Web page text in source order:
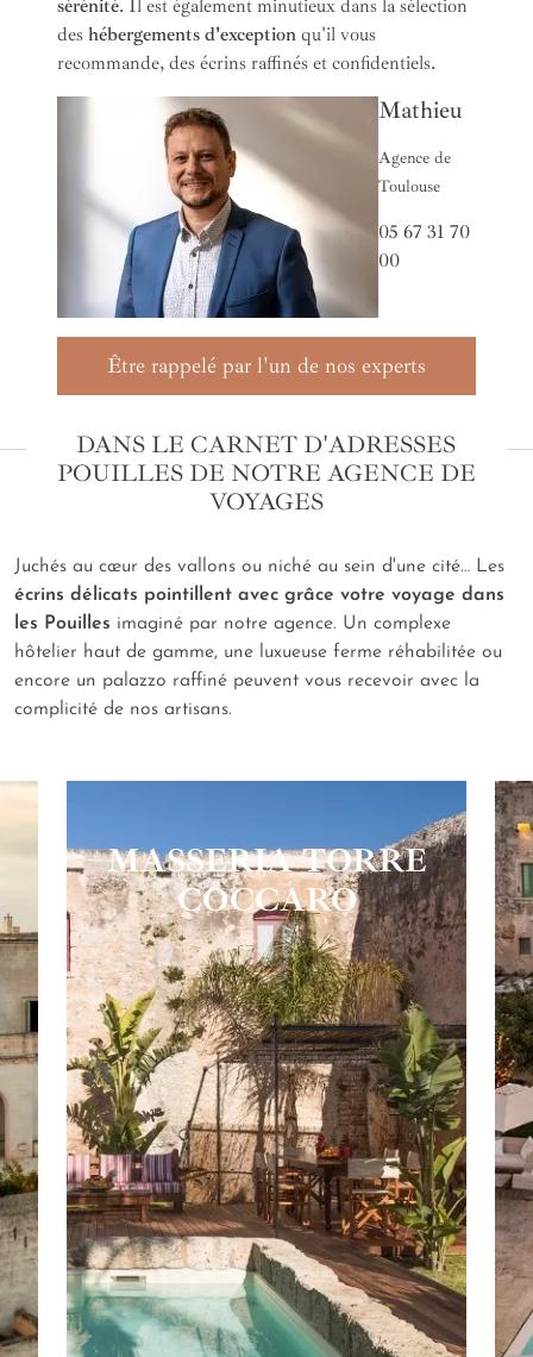
sérénité. Il est également minutieux dans la sélection
des hébergements d'exception qu'il vous
recommande, des écrins raffinés et confidentiels.
Mathieu
Agence de
Toulouse
05 67 31 70
00
Être rappelé par l'un de nos experts
DANS LE CARNET D'ADRESSES
POUILLES DE NOTRE AGENCE DE
VOYAGES
Juchés au cœur des vallons ou niché au sein d'une cité… Les
écrins délicats pointillent avec grâce votre voyage dans
les Pouilles imaginé par notre agence. Un complexe
hôtelier haut de gamme, une luxueuse ferme réhabilitée ou
encore un palazzo raffiné peuvent vous recevoir avec la
complicité de nos artisans.
MASSERIA TORRE
COCCARO